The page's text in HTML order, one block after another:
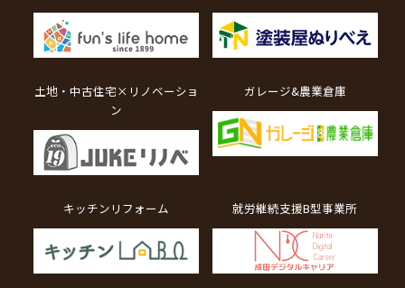
土地・中古住宅×リノベーショ
ン
ガレージ&農業倉庫
キッチンリフォーム 就労継続支援B型事業所